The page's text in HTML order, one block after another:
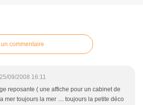
commentaire
25/09/2008 16:11
reposante ( une affiche pour un cabinet de
mer toujours la mer .... toujours la petite déco